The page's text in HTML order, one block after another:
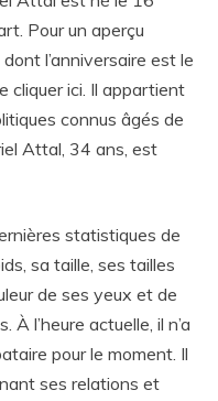
Pour un aperçu
l’anniversaire est le
cliquer ici. Il appartient
connus âgés de
Attal, 34 ans, est
statistiques de
sa taille, ses tailles
de ses yeux et de
l’heure actuelle, il n’a
pour le moment. Il
ses relations et